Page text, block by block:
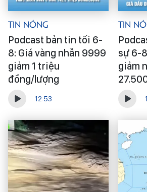
Tin Nóng
Podcast bản tin tối 6-
8: Giá vàng nhẫn 9999
giảm 1 triệu
đồng/lượng
12:53
Tin
sự 6-
giảm